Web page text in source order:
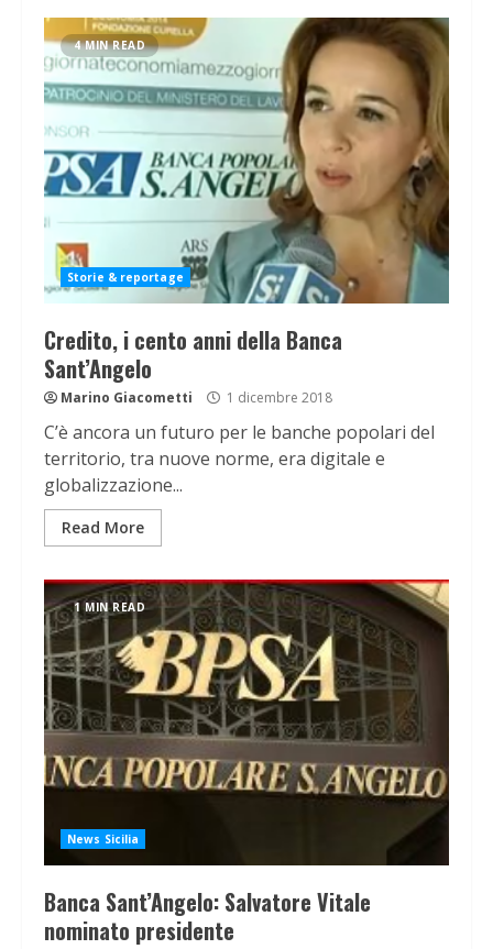
4 MIN READ
Storie & reportage
Credito, i cento anni della Banca
Sant’Angelo
Marino Giacometti 1 dicembre 2018
C’è ancora un futuro per le banche popolari del
territorio, tra nuove norme, era digitale e
globalizzazione...
Read More
1 MIN READ
News Sicilia
Banca Sant’Angelo: Salvatore Vitale
nominato presidente